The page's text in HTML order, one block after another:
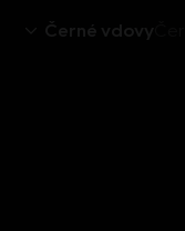
Černé vdovy